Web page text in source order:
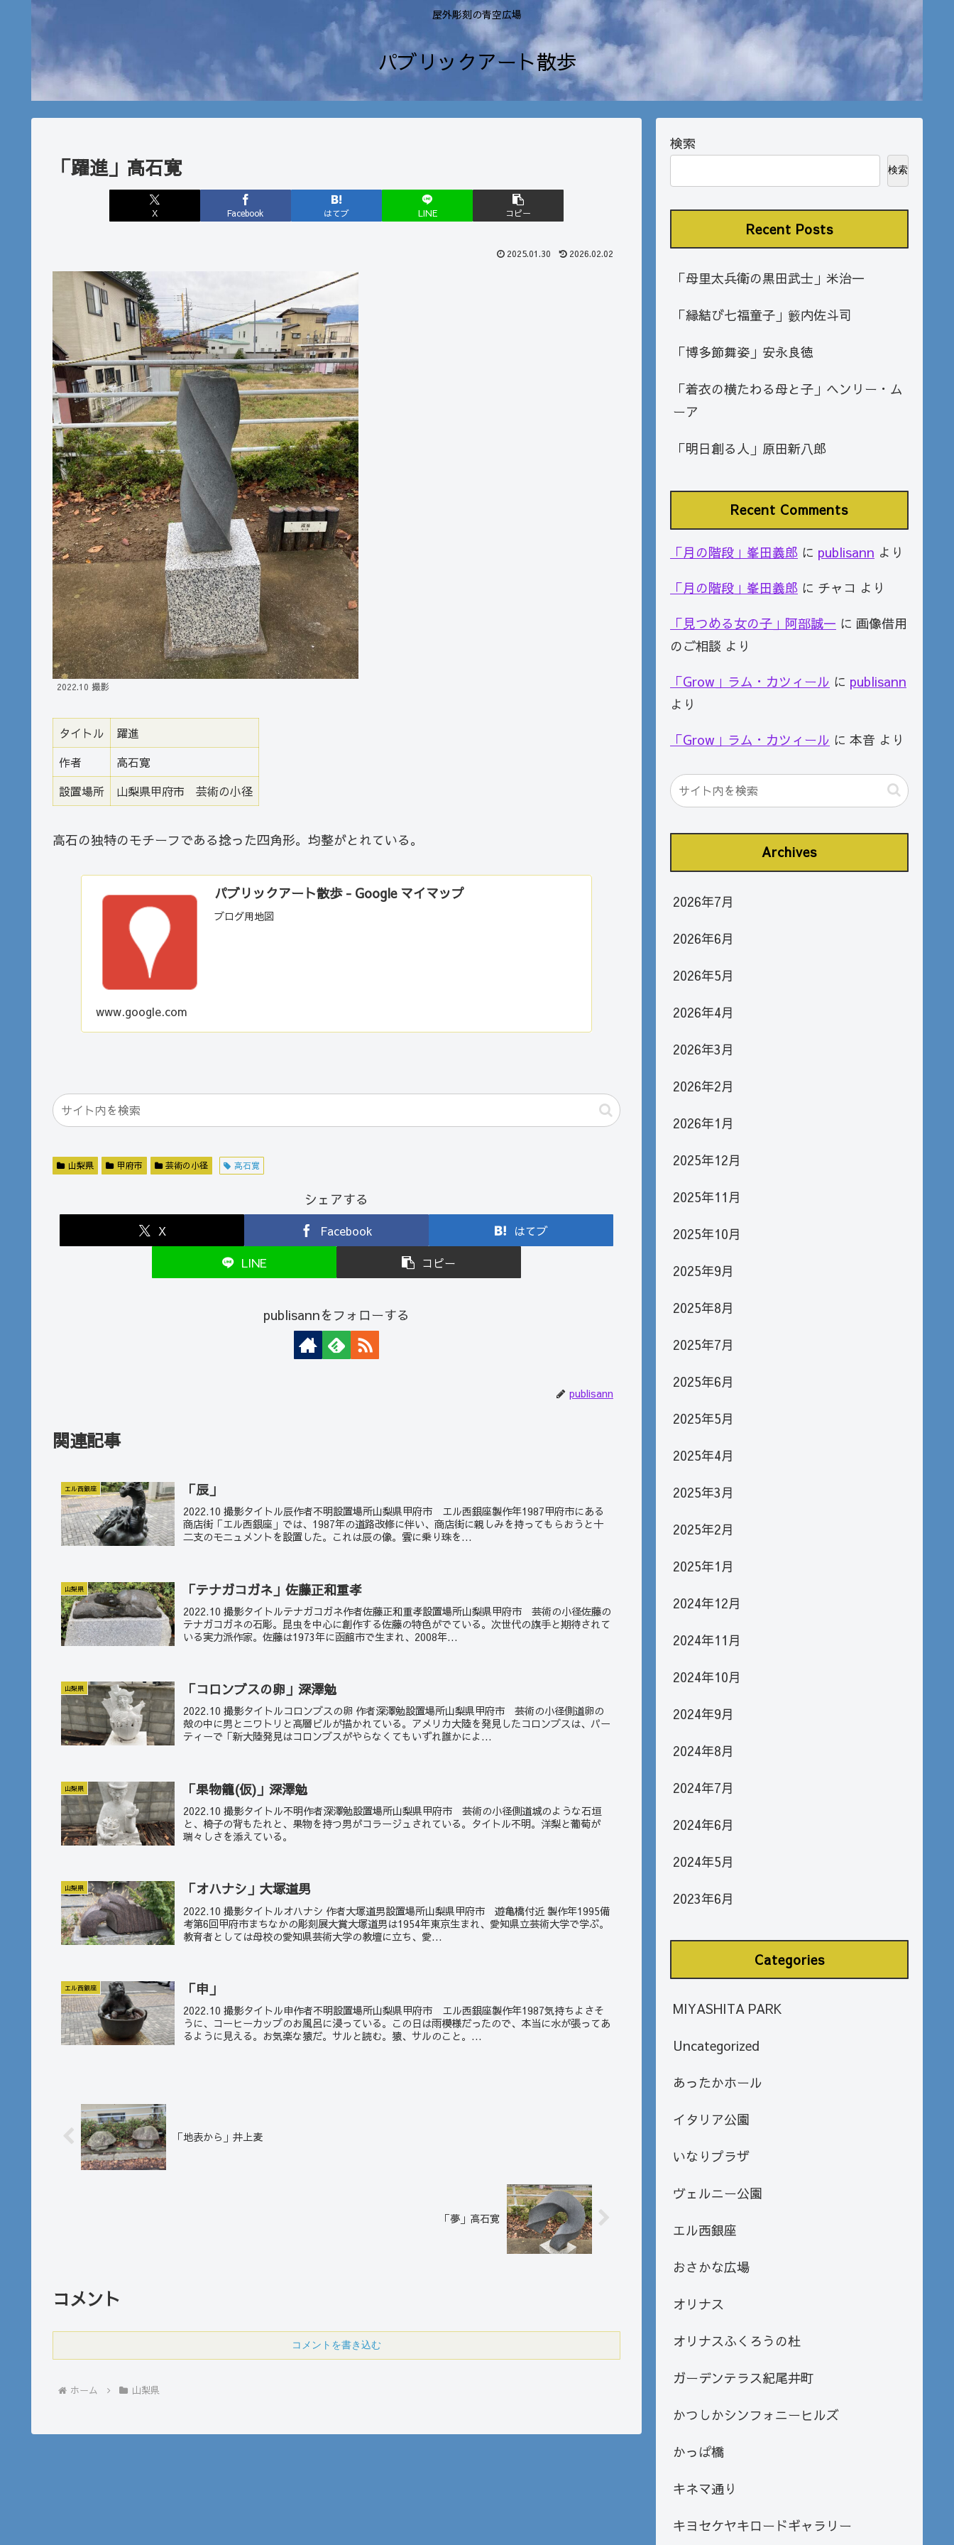
屋外彫刻の青空広場
パブリックアート散歩
「躍進」高石寛
X Facebook はてブ LINE コピー
2025.01.30 2026.02.02
2022.10 撮影
タイトル
躍進
作者
高石寛
設置場所
山梨県甲府市 芸術の小径
高石の独特のモチーフである捻った四角形。均整がとれている。
パブリックアート散歩 - Google マイマップ
ブログ用地図
www.google.com
山梨県 甲府市 芸術の小径 高石寛
シェアする
X Facebook はてブ
LINE コピー
publisannをフォローする
publisann
関連記事
エル西銀座 「辰」
2022.10 撮影タイトル辰作者不明設置場所山梨県甲府市 エル西銀座製作年1987甲府市にある
商店街「エル西銀座」では、1987年の道路改修に伴い、商店街に親しみを持ってもらおうと十
二支のモニュメントを設置した。これは辰の像。雲に乗り珠を...
山梨県 「テナガコガネ」佐藤正和重孝
2022.10 撮影タイトルテナガコガネ作者佐藤正和重孝設置場所山梨県甲府市 芸術の小径佐藤の
テナガコガネの石彫。昆虫を中心に創作する佐藤の特色がでている。次世代の旗手と期待されて
いる実力派作家。佐藤は1973年に函館市で生まれ、2008年...
山梨県 「コロンブスの卵」深澤勉
2022.10 撮影タイトルコロンブスの卵 作者深澤勉設置場所山梨県甲府市 芸術の小径側道卵の
殻の中に男とニワトリと高層ビルが描かれている。アメリカ大陸を発見したコロンブスは、パー
ティーで「新大陸発見はコロンブスがやらなくてもいずれ誰かによ...
山梨県 「果物籠(仮)」深澤勉
2022.10 撮影タイトル不明作者深澤勉設置場所山梨県甲府市 芸術の小径側道城のような石垣
と、椅子の背もたれと、果物を持つ男がコラージュされている。タイトル不明。洋梨と葡萄が
瑞々しさを添えている。
山梨県 「オハナシ」大塚道男
2022.10 撮影タイトルオハナシ 作者大塚道男設置場所山梨県甲府市 遊亀橋付近 製作年1995備
考第6回甲府市まちなかの彫刻展大賞大塚道男は1954年東京生まれ、愛知県立芸術大学で学ぶ。
教育者としては母校の愛知県芸術大学の教壇に立ち、愛...
エル西銀座 「申」
2022.10 撮影タイトル申作者不明設置場所山梨県甲府市 エル西銀座製作年1987気持ちよさそ
うに、コーヒーカップのお風呂に浸っている。この日は雨模様だったので、本当に水が張ってあ
るように見える。お気楽な猿だ。サルと読む。猿、サルのこと。...
「地表から」井上麦
「夢」高石寛
コメント
コメントを書き込む
ホーム 山梨県
検索
検索
Recent Posts
「母里太兵衛の黒田武士」米治一
「縁結び七福童子」籔内佐斗司
「博多節舞姿」安永良徳
「着衣の横たわる母と子」ヘンリー・ム
ーア
「明日創る人」原田新八郎
Recent Comments
「月の階段」峯田義郎 に publisann より
「月の階段」峯田義郎 に チャコ より
「見つめる女の子」阿部誠一 に 画像借用
のご相談 より
「Grow」ラム・カツィール に publisann
より
「Grow」ラム・カツィール に 本音 より
Archives
2026年7月
2026年6月
2026年5月
2026年4月
2026年3月
2026年2月
2026年1月
2025年12月
2025年11月
2025年10月
2025年9月
2025年8月
2025年7月
2025年6月
2025年5月
2025年4月
2025年3月
2025年2月
2025年1月
2024年12月
2024年11月
2024年10月
2024年9月
2024年8月
2024年7月
2024年6月
2024年5月
2023年6月
Categories
MIYASHITA PARK
Uncategorized
あったかホール
イタリア公園
いなりプラザ
ヴェルニー公園
エル西銀座
おさかな広場
オリナス
オリナスふくろうの杜
ガーデンテラス紀尾井町
かつしかシンフォニーヒルズ
かっぱ橋
キネマ通り
キヨセケヤキロードギャラリー